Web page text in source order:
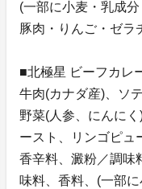
(一部に小麦・乳成
豚肉・りんご・ゼラ
■北極星 ビーフカレ
牛肉(カナダ産)、ソ
野菜(人参、にんに
ースト、リンゴピュ
香辛料、澱粉／調味
味料、香料、(一部